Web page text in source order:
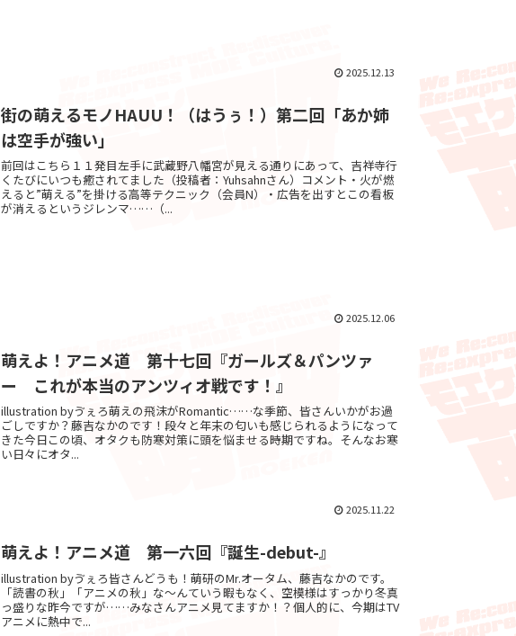
2025.12.13
街の萌えるモノHAUU！（はうぅ！）第二回「あか姉
は空手が強い」
前回はこちら１１発目左手に武蔵野八幡宮が見える通りにあって、吉祥寺行
くたびにいつも癒されてました（投稿者：Yuhsahnさん）コメント・火が燃
えると”萌える”を掛ける高等テクニック（会員N）・広告を出すとこの看板
が消えるというジレンマ……（...
2025.12.06
萌えよ！アニメ道 第十七回『ガールズ＆パンツァ
ー これが本当のアンツィオ戦です！』
illustration byゔぇろ萌えの飛沫がRomantic……な季節、皆さんいかがお過
ごしですか？藤吉なかのです！段々と年末の匂いも感じられるようになって
きた今日この頃、オタクも防寒対策に頭を悩ませる時期ですね。そんなお寒
い日々にオタ...
2025.11.22
萌えよ！アニメ道 第一六回『誕生-debut-』
illustration byゔぇろ皆さんどうも！萌研のMr.オータム、藤吉なかのです。
「読書の秋」「アニメの秋」な～んていう暇もなく、空模様はすっかり冬真
っ盛りな昨今ですが……みなさんアニメ見てますか！？個人的に、今期はTV
アニメに熱中で...